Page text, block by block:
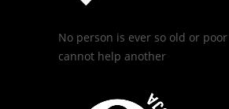
No person is ever so old or
cannot help another